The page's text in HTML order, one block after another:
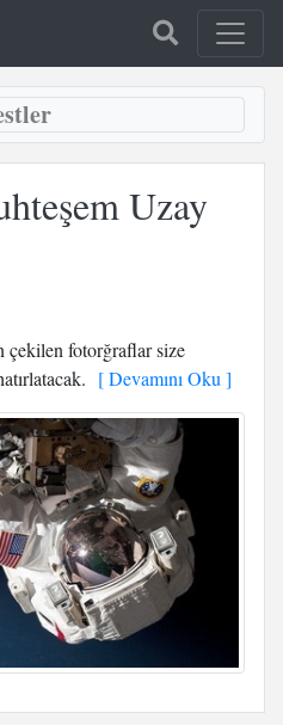
Uzay
çekilen fotorğraflar size
[ Devamını Oku ]